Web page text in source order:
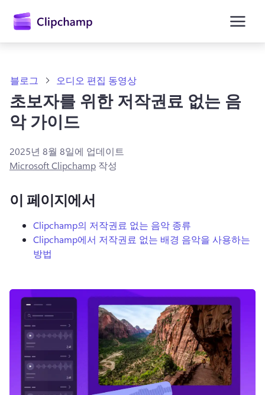
로
무료 체험하기
블로그 오디오 편집 동영상
초보자를 위한 저작권료 없는 음
악 가이드
2025년 8월 8일에 업데이트
Microsoft Clipchamp 작성
이 페이지에서
Clipchamp의 저작권료 없는 음악 종류
Clipchamp에서 저작권료 없는 배경 음악을 사용하는
방법